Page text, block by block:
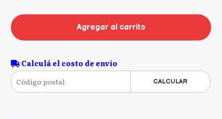
Agregar al carrito
Calculá el costo de envío
CALCULAR